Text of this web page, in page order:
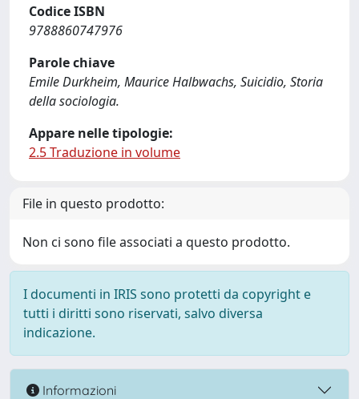
Codice ISBN
9788860747976
Parole chiave
Emile Durkheim, Maurice Halbwachs, Suicidio, Storia
della sociologia.
Appare nelle tipologie:
2.5 Traduzione in volume
File in questo prodotto:
Non ci sono file associati a questo prodotto.
I documenti in IRIS sono protetti da copyright e
tutti i diritti sono riservati, salvo diversa
indicazione.
Informazioni